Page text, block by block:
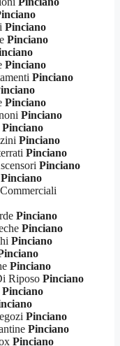
Pinciano
Pinciano
Pinciano
Pinciano
Pinciano
Pinciano
Pinciano
Pinciano
Pinciano
Pinciano
Pinciano
Pinciano
Pinciano
Pinciano
Pinciano
Riposo Pinciano
Pinciano
Pinciano
Pinciano
Pinciano